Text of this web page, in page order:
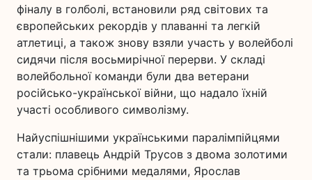
фіналу в голболі, встановили ряд світових та
європейських рекордів у плаванні та легкій
атлетиці, а також знову взяли участь у волейболі
сидячи після восьмирічної перерви. У складі
волейбольної команди були два ветерани
російсько-української війни, що надало їхній
участі особливого символізму.
Найуспішнішими українськими паралімпійцями
стали: плавець Андрій Трусов з двома золотими
та трьома срібними медалями, Ярослав